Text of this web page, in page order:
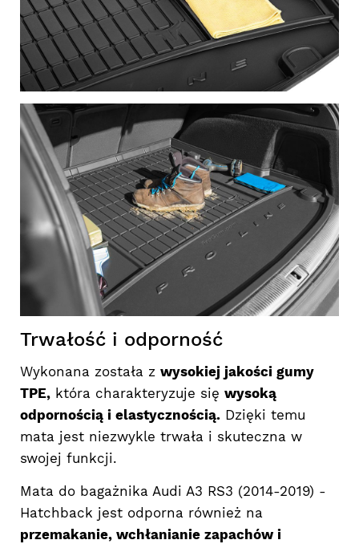
Trwałość i odporność
Wykonana została z wysokiej jakości gumy
TPE, która charakteryzuje się wysoką
odpornością i elastycznością. Dzięki temu
mata jest niezwykle trwała i skuteczna w
swojej funkcji.
Mata do bagażnika Audi A3 RS3 (2014-2019) -
Hatchback jest odporna również na
przemakanie, wchłanianie zapachów i